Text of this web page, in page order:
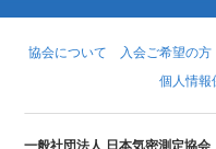
協会について 入会ご希望の方
個人情報
一般社団法人 日本気密測定協会